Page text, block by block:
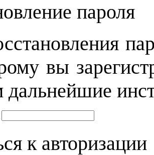
пароля
вы
к авторизации